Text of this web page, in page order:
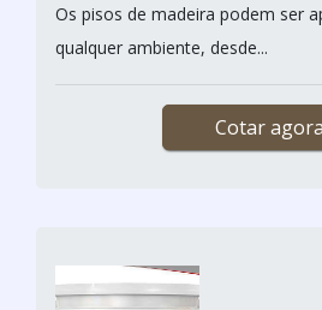
Os pisos de madeira podem ser
qualquer ambiente, desde...
Cotar agora